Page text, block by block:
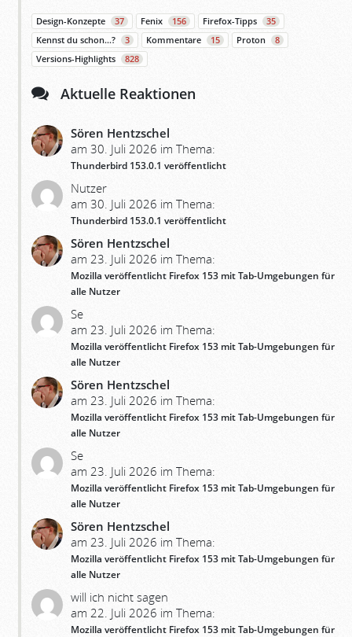
Design-Konzepte 37 Fenix 156 Firefox-Tipps
35
Kennst du schon…?
3 Kommentare 15 Proton
8
Versions-Highlights
828
Aktuelle Reaktionen
Sören Hentzschel
am 30. Juli 2026 im Thema:
Thunderbird 153.0.1 veröffentlicht
Nutzer
am 30. Juli 2026 im Thema:
Thunderbird 153.0.1 veröffentlicht
Sören Hentzschel
am 23. Juli 2026 im Thema:
Mozilla veröffentlicht Firefox 153 mit Tab-Umgebungen für
alle Nutzer
Se
am 23. Juli 2026 im Thema:
Mozilla veröffentlicht Firefox 153 mit Tab-Umgebungen für
alle Nutzer
Sören Hentzschel
am 23. Juli 2026 im Thema:
Mozilla veröffentlicht Firefox 153 mit Tab-Umgebungen für
alle Nutzer
Se
am 23. Juli 2026 im Thema:
Mozilla veröffentlicht Firefox 153 mit Tab-Umgebungen für
alle Nutzer
Sören Hentzschel
am 23. Juli 2026 im Thema:
Mozilla veröffentlicht Firefox 153 mit Tab-Umgebungen für
alle Nutzer
will ich nicht sagen
am 22. Juli 2026 im Thema:
Mozilla veröffentlicht Firefox 153 mit Tab-Umgebungen für